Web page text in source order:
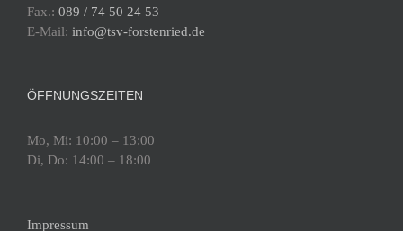
Fax.: 089 / 74 50 24 53
E-Mail: info@tsv-forstenried.de
ÖFFNUNGSZEITEN
Mo, Mi: 10:00 – 13:00
Di, Do: 14:00 – 18:00
Impressum